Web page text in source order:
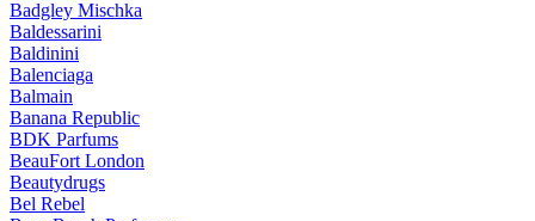
Badgley Mischka
Baldessarini
Baldinini
Balenciaga
Balmain
Banana Republic
BDK Parfums
BeauFort London
Beautydrugs
Bel Rebel